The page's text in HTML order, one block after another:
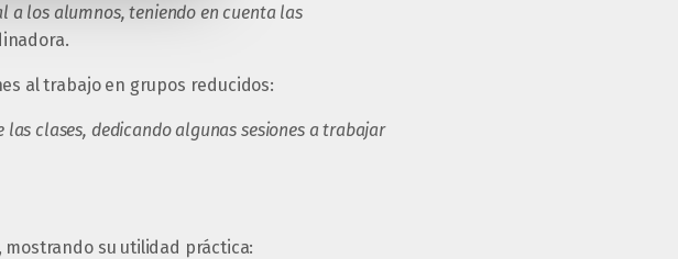
a los alumnos, teniendo en cuenta las
al trabajo en grupos reducidos:
clases, dedicando algunas sesiones a trabajar
su utilidad práctica: